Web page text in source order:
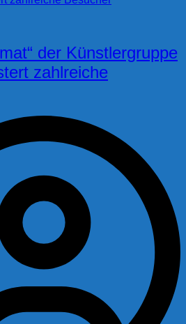
der Künstlergruppe
zahlreiche